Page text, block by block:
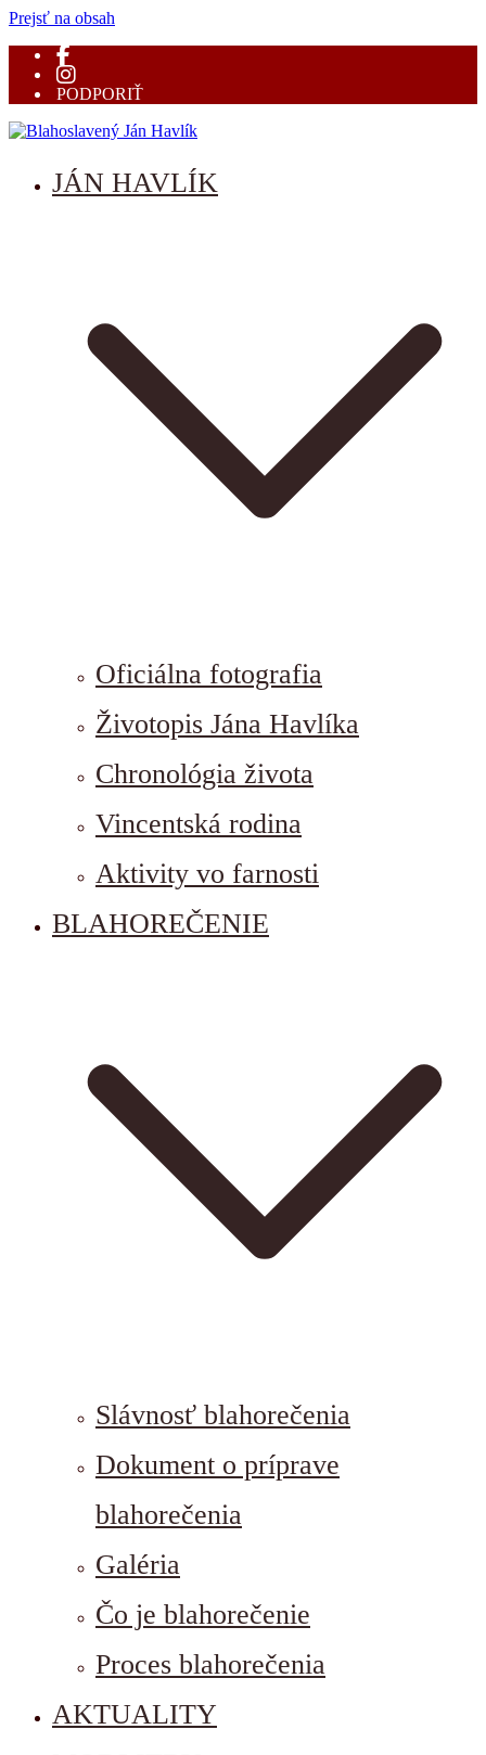
Prejsť na obsah
PODPORIŤ
Blahoslavený Ján Havlík
mučeník vernosti
JÁN HAVLÍK
Oficiálna fotografia
Životopis Jána Havlíka
Chronológia života
Vincentská rodina
Aktivity vo farnosti
BLAHOREČENIE
Slávnosť blahorečenia
Dokument o príprave
blahorečenia
Galéria
Čo je blahorečenie
Proces blahorečenia
AKTUALITY